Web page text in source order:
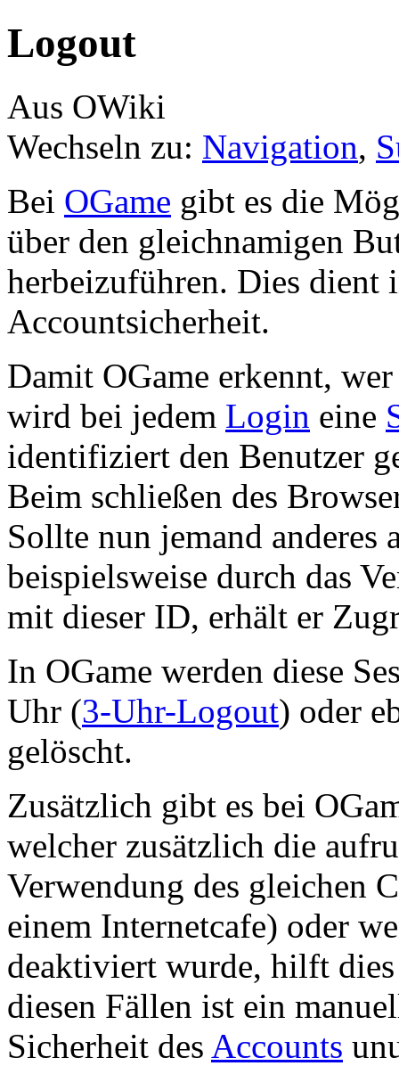
Logout
Aus OWiki
Wechseln zu: Navigation,
Bei OGame gibt es die
über den gleichnamigen
herbeizuführen. Dies dient
Accountsicherheit.
Damit OGame erkennt,
wird bei jedem Login eine
identifiziert den Benutzer
Beim schließen des
Sollte nun jemand anderes
beispielsweise durch das
mit dieser ID, erhält er
In OGame werden diese
Uhr (3-Uhr-Logout) oder
gelöscht.
Zusätzlich gibt es bei
welcher zusätzlich die
Verwendung des gleichen
einem Internetcafe) oder
deaktiviert wurde, hilft
diesen Fällen ist ein
Sicherheit des Accounts